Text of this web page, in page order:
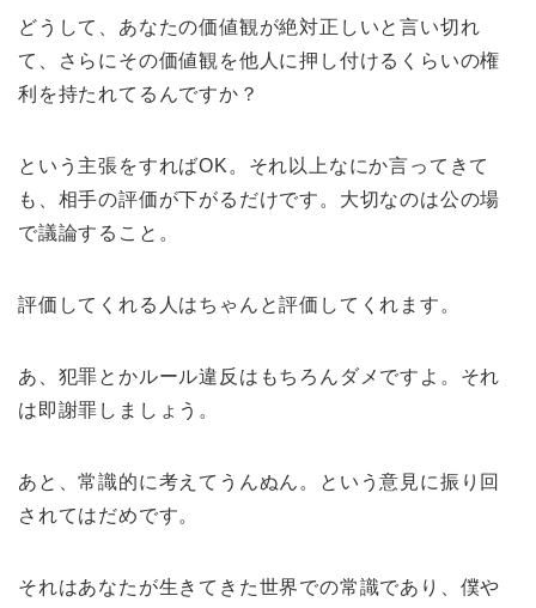
どうして、あなたの価値観が絶対正しいと言い切れ
て、さらにその価値観を他人に押し付けるくらいの権
利を持たれてるんですか？
という主張をすればOK。それ以上なにか言ってきて
も、相手の評価が下がるだけです。大切なのは公の場
で議論すること。
評価してくれる人はちゃんと評価してくれます。
あ、犯罪とかルール違反はもちろんダメですよ。それ
は即謝罪しましょう。
あと、常識的に考えてうんぬん。という意見に振り回
されてはだめです。
それはあなたが生きてきた世界での常識であり、僕や